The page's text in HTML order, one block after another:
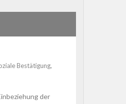
Bestätigung,
der